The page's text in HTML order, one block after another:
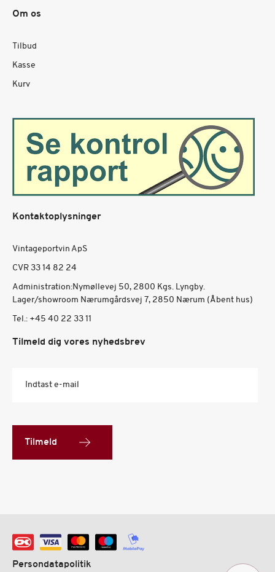
Om os
Tilbud
Kasse
Kurv
Kontaktoplysninger
Vintageportvin ApS
CVR 33 14 82 24
Administration:Nymøllevej 50, 2800 Kgs. Lyngby.
Lager/showroom Nærumgårdsvej 7, 2850 Nærum (Åbent hus)
Tel.: +45 40 22 33 11
Tilmeld dig vores nyhedsbrev
Indtast e-mail
Tilmeld
Persondatapolitik